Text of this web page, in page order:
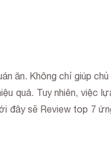
ăn. Không chỉ giúp
quả. Tuy nhiên, việc
sẽ Review top 7